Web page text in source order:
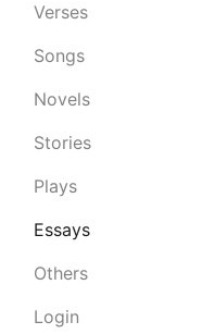
Verses
Songs
Novels
Stories
Plays
Essays
Others
Login